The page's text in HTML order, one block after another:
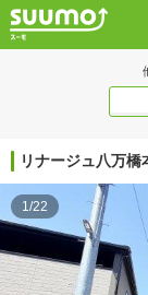
リナージュ八万橋
1/22